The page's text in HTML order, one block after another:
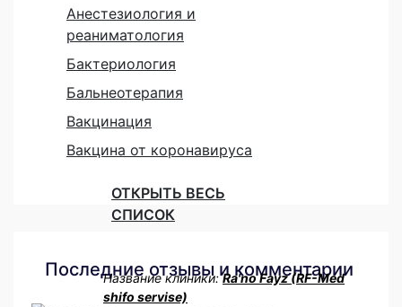
Анестезиология и
реаниматология
Бактериология
Бальнеотерапия
Вакцинация
Вакцина от коронавируса
ОТКРЫТЬ ВЕСЬ
СПИСОК
Последние отзывы и комментарии
Название клиники:Ra'no Fayz (RF-Med
shifo servise)